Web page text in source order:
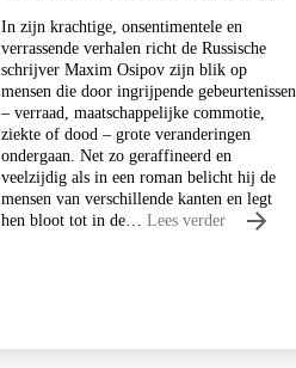
In zijn krachtige, onsentimentele en
verrassende verhalen richt de Russische
schrijver Maxim Osipov zijn blik op
mensen die door ingrijpende gebeurtenissen
– verraad, maatschappelijke commotie,
ziekte of dood – grote veranderingen
ondergaan. Net zo geraffineerd en
veelzijdig als in een roman belicht hij de
mensen van verschillende kanten en legt
hen bloot tot in de…Lees verder